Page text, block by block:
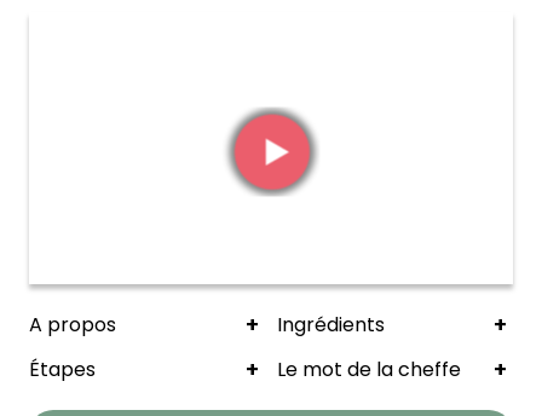
A propos + Ingrédients +
Étapes + Le mot de la cheffe +